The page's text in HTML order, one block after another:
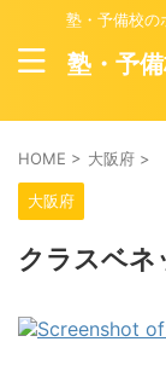
塾・予備校の
塾・予
HOME > 大阪府 >
大阪府
クラスベネ